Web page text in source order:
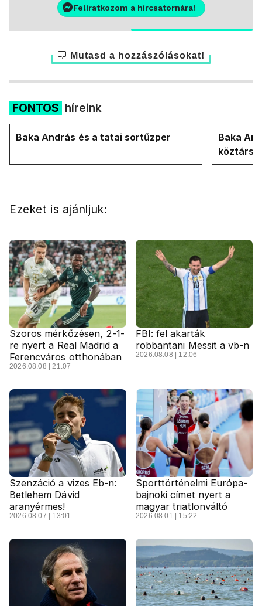
Feliratkozom a hírcsatornára!
Mutasd a hozzászólásokat!
FONTOS híreink
Baka András és a tatai sortűzper
Baka
Ezeket is ajánljuk:
Szoros mérkőzésen, 2-1-
re nyert a Real Madrid a
Ferencváros otthonában
2026.08.08 | 21:07
FBI: fel akarták
robbantani Messit a vb-n
2026.08.08 | 12:06
Szenzáció a vizes Eb-n:
Betlehem Dávid
aranyérmes!
2026.08.07 | 13:01
Sporttörténelmi Európa-
bajnoki címet nyert a
magyar triatlonváltó
2026.08.01 | 15:22